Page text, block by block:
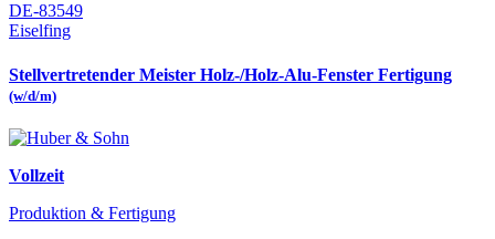
DE-83549
Eiselfing
Stellvertretender Meister Holz-/Holz-Alu-Fenster Fertigung
(w/d/m)
Vollzeit
Produktion & Fertigung